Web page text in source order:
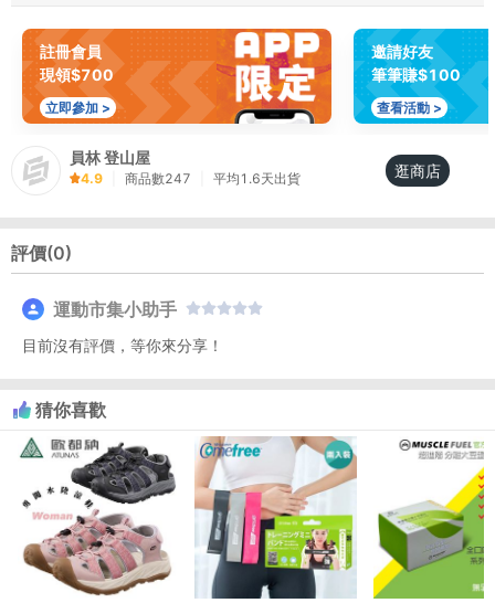
註冊會員
現領$700
立即參加 >
邀請好友
筆筆賺$100
查看活動 >
員林 登山屋
4.9 商品數247 平均 1.6天出貨 逛商店
評價(0)
運動市集小助手
目前沒有評價，等你來分享！
猜你喜歡